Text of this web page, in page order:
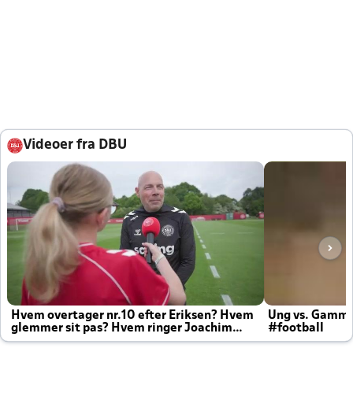
Videoer fra DBU
Hvem overtager nr.10 efter Eriksen? Hvem
glemmer sit pas? Hvem ringer Joachim
altid til efter kampe?
Ung vs.
#football